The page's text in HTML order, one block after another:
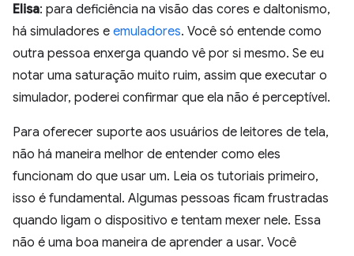
Elisa: para deficiência na visão das cores e daltonismo,
há simuladores e emuladores. Você só entende como
outra pessoa enxerga quando vê por si mesmo. Se eu
notar uma saturação muito ruim, assim que executar o
simulador, poderei confirmar que ela não é perceptível.
Para oferecer suporte aos usuários de leitores de tela,
não há maneira melhor de entender como eles
funcionam do que usar um. Leia os tutoriais primeiro,
isso é fundamental. Algumas pessoas ficam frustradas
quando ligam o dispositivo e tentam mexer nele. Essa
não é uma boa maneira de aprender a usar. Você